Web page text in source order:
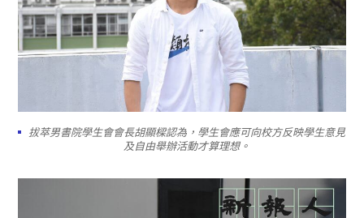
拔萃男書院學生會會長胡顯樑認為，學生會應可向校方反映學生意見
及自由舉辦活動才算理想。